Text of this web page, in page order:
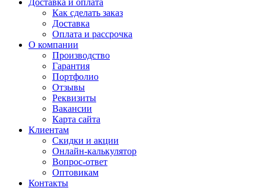
Доставка и оплата
Как сделать заказ
Доставка
Оплата и рассрочка
О компании
Производство
Гарантия
Портфолио
Отзывы
Реквизиты
Вакансии
Карта сайта
Клиентам
Скидки и акции
Онлайн-калькулятор
Вопрос-ответ
Оптовикам
Контакты